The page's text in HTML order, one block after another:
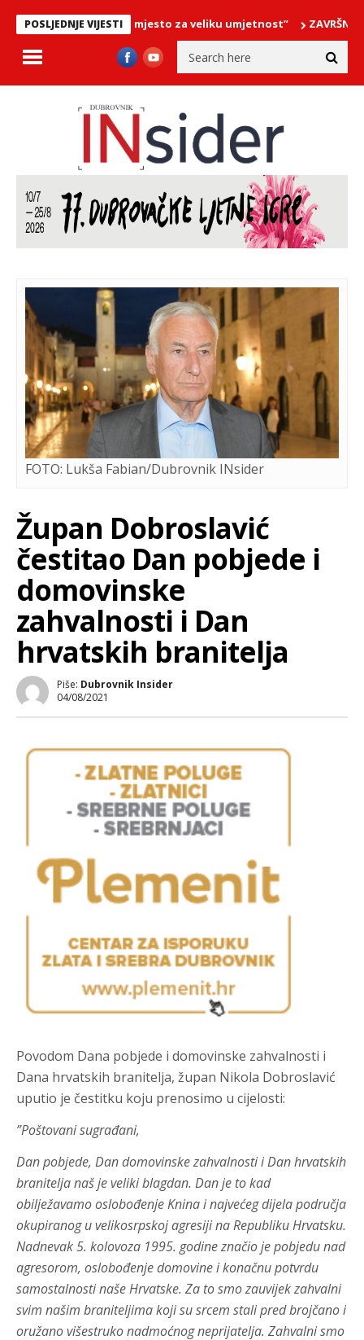
POSLJEDNJE VIJESTI
– “Cavtat … malo mjesto za veliku umjetnost” ZAVRŠNI
FOTO: Lukša Fabian/Dubrovnik INsider
Župan Dobroslavić
čestitao Dan pobjede i
domovinske
zahvalnosti i Dan
hrvatskih branitelja
Piše: Dubrovnik Insider
04/08/2021
Povodom Dana pobjede i domovinske zahvalnosti i
Dana hrvatskih branitelja, župan Nikola Dobroslavić
uputio je čestitku koju prenosimo u cijelosti:
”Poštovani sugrađani,
Dan pobjede, Dan domovinske zahvalnosti i Dan hrvatskih
branitelja naš je veliki blagdan. Dan je to kad
obilježavamo oslobođenje Knina i najvećeg dijela područja
okupiranog u velikosrpskoj agresiji na Republiku Hrvatsku.
Nadnevak 5. kolovoza 1995. godine značio je pobjedu nad
agresorom, oslobođenje domovine i konačnu potvrdu
samostalnosti naše Hrvatske. Za to smo zauvijek zahvalni
svim našim braniteljima koji su srcem stali pred brojčano i
oružano višestruko nadmoćnog neprijatelja. Zahvalni smo